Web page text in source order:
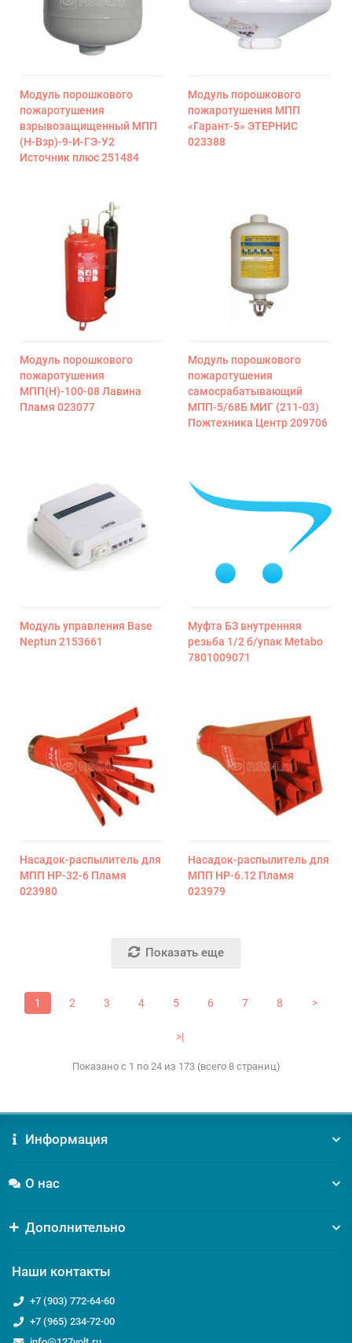
Модуль порошкового
пожаротушения
взрывозащищенный МПП
(Н-Взр)-9-И-ГЭ-У2
Источник плюс 251484
Модуль порошкового
пожаротушения МПП
«Гарант-5» ЭТЕРНИС
023388
Модуль порошкового
пожаротушения
МПП(Н)-100-08 Лавина
Пламя 023077
Модуль порошкового
пожаротушения
самосрабатывающий
МПП-5/68Б МИГ (211-03)
Пожтехника Центр 209706
Модуль управления Base
Neptun 2153661
Муфта БЗ внутренняя
резьба 1/2 б/упак Metabo
7801009071
Насадок-распылитель для
МПП HP-32-6 Пламя
023980
Насадок-распылитель для
МПП HP-6.12 Пламя
023979
Показать еще
1 2 3 4 5 6 7 8 >
>|
Показано с 1 по 24 из 173 (всего 8 страниц)
Информация
О нас
Дополнительно
Наши контакты
+7 (903) 772-64-60
+7 (965) 234-72-00